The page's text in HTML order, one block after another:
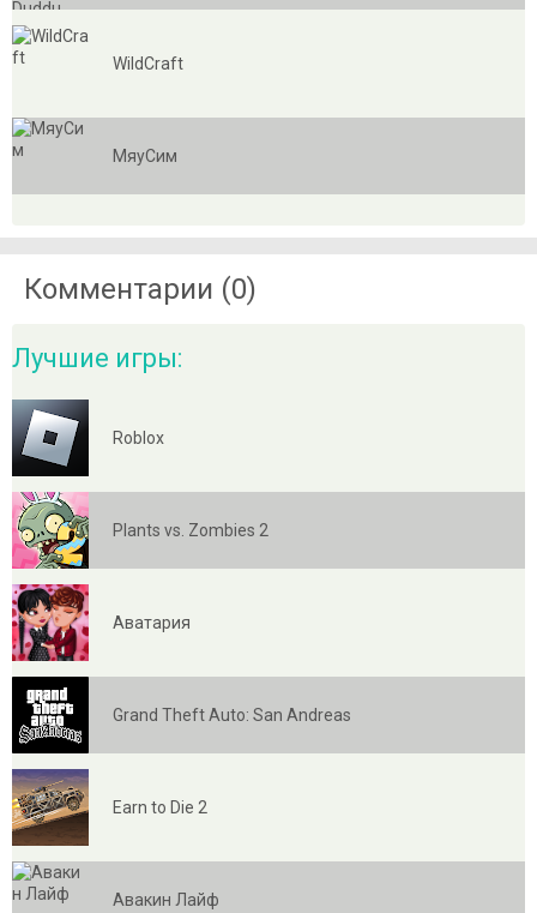
WildCraft
МяуСим
Комментарии (0)
Лучшие игры:
Roblox
Plants vs. Zombies 2
Аватария
Grand Theft Auto: San Andreas
Earn to Die 2
Авакин Лайф